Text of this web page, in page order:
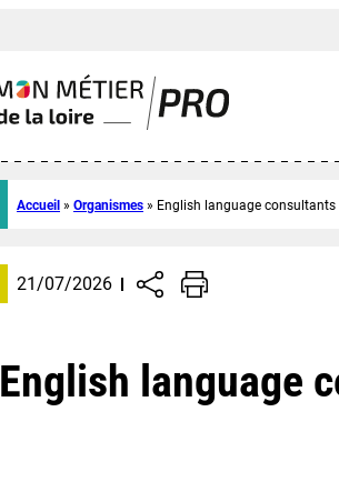
Accueil » Organismes » English language consultants
21/07/2026
English language